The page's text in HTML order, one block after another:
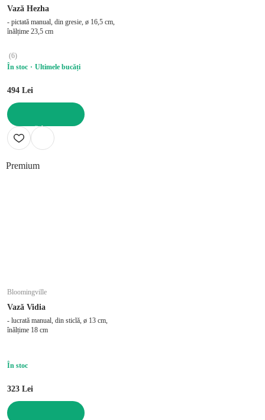
Vază Hezha
- pictată manual, din gresie, ø 16,5 cm,
înălțime 23,5 cm
(6)
În stoc
Ultimele bucăți
494 Lei
ADAUGĂ ÎN COȘ
Premium
Bloomingville
Vază Vidia
- lucrată manual, din sticlă, ø 13 cm,
înălțime 18 cm
În stoc
323 Lei